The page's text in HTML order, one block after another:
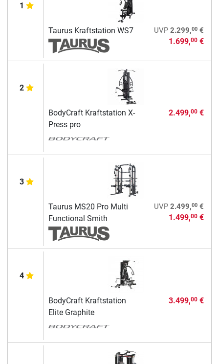
1
Taurus Kraftstation WS7 UVP 2.299,00€
1.699,00€
2
BodyCraft Kraftstation X-
Press pro
2.499,00€
3
Taurus MS20 Pro Multi
Functional Smith
UVP 2.499,00€
1.499,00€
4
BodyCraft Kraftstation
Elite Graphite
3.499,00€